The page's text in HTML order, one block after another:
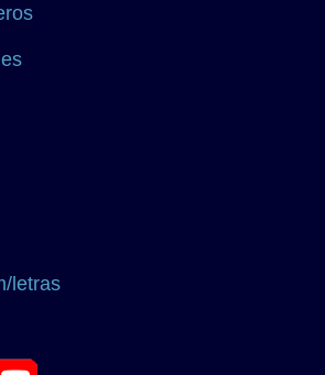
letras